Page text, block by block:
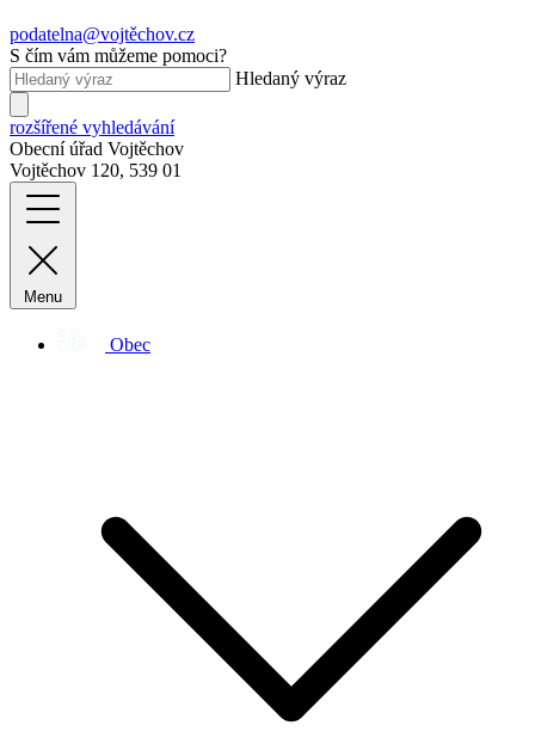
podatelna@vojtěchov.cz
S čím vám můžeme pomoci?
Hledaný výraz
rozšířené vyhledávání
Obecní úřad Vojtěchov
Vojtěchov 120, 539 01
Menu
Obec